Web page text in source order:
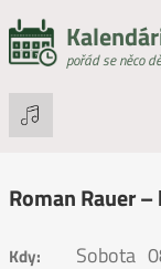
pořád se něco
Roman Rauer
Kdy: Sobota